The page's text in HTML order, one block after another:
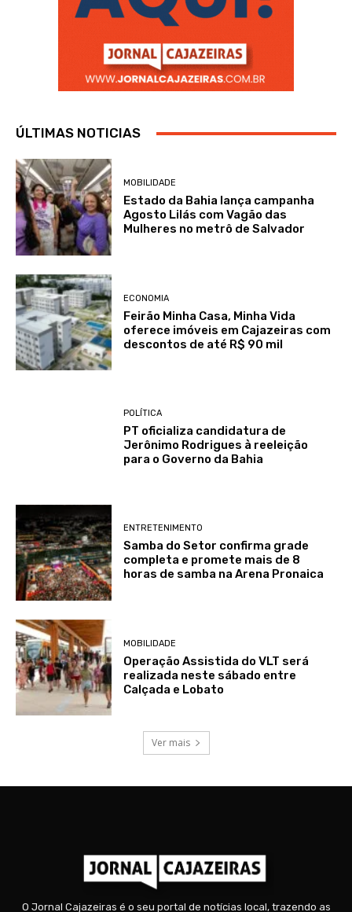
ÚLTIMAS NOTICIAS
MOBILIDADE
Estado da Bahia lança campanha
Agosto Lilás com Vagão das
Mulheres no metrô de Salvador
ECONOMIA
Feirão Minha Casa, Minha Vida
oferece imóveis em Cajazeiras com
descontos de até R$ 90 mil
POLÍTICA
PT oficializa candidatura de
Jerônimo Rodrigues à reeleição
para o Governo da Bahia
ENTRETENIMENTO
Samba do Setor confirma grade
completa e promete mais de 8
horas de samba na Arena Pronaica
MOBILIDADE
Operação Assistida do VLT será
realizada neste sábado entre
Calçada e Lobato
Ver mais
O Jornal Cajazeiras é o seu portal de notícias local, trazendo as